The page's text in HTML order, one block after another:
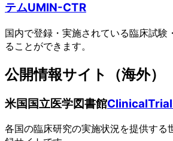
テムUMIN-CTR
国内で登録・実施されている臨床試験
ることができます。
公開情報サイト（海外）
米国国立医学図書館
各国の臨床研究の実施状況を提供する